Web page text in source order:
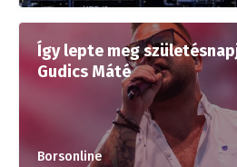
Így lepte meg
Gudics Máté
Borsonline